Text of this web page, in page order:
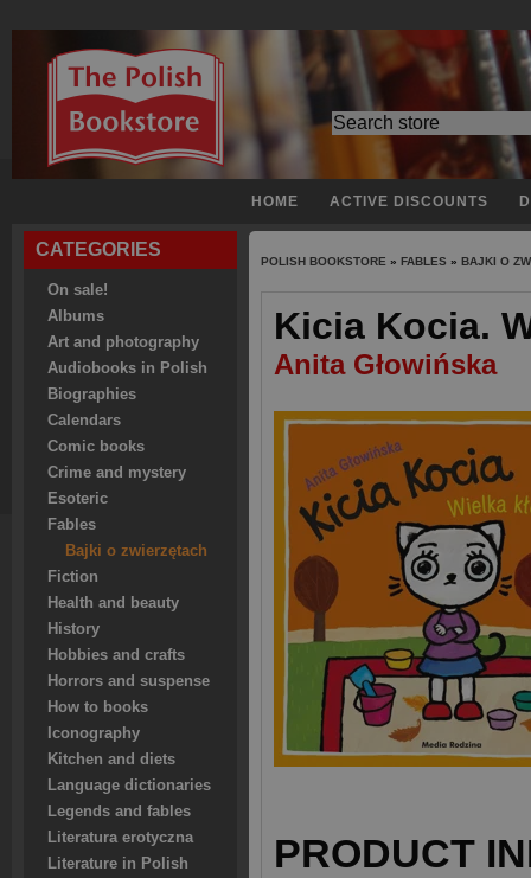
HOME ACTIVE DISCOUNTS
CATEGORIES
On sale!
Albums
Art and photography
Audiobooks in Polish
Biographies
Calendars
Comic books
Crime and mystery
Esoteric
Fables
Bajki o zwierzętach
Fiction
Health and beauty
History
Hobbies and crafts
Horrors and suspense
How to books
Iconography
Kitchen and diets
Language dictionaries
Legends and fables
Literatura erotyczna
Literature in Polish
POLISH BOOKSTORE » FABLES » BAJKI O
Kicia Kocia.
Anita Głowińska
PRODUCT